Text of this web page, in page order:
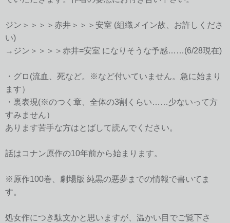
ジン＞＞＞＞赤井＞＞＞安室 (組織メイン故、お許しくださ
い)
→ジン＞＞＞＞赤井=安室 になりそうな予感……(6/28現在)
・グロ(流血、死など。※など付いていません。急に始まり
ます）
・裏表現(※のつく章、全体の3割くらい……少ないって方
すみません）
あります苦手な方はとばして読んでください。
話はコナン原作の10年前から始まります。
※原作100巻、劇場版 純黒の悪夢までの情報で書いてま
す。
処女作につき駄文かと思いますが、温かい目でご覧下さ